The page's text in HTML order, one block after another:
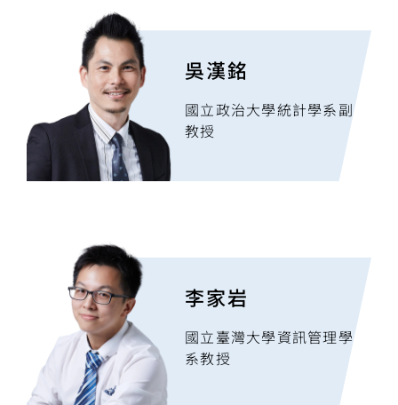
吳漢銘
國立政治大學統計學系副
教授
李家岩
國立臺灣大學資訊管理學
系教授